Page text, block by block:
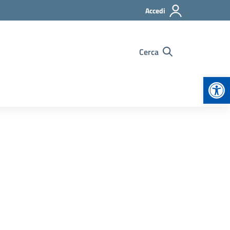
Accedi
Cerca